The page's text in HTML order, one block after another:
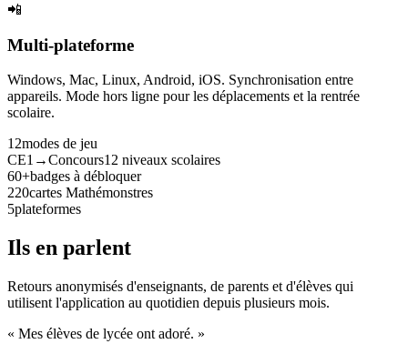
📲
Multi-plateforme
Windows, Mac, Linux, Android, iOS. Synchronisation entre
appareils. Mode hors ligne pour les déplacements et la rentrée
scolaire.
12modes de jeu
CE1→Concours12 niveaux scolaires
60+badges à débloquer
220cartes Mathémonstres
5plateformes
Ils en parlent
Retours anonymisés d'enseignants, de parents et d'élèves qui
utilisent l'application au quotidien depuis plusieurs mois.
« Mes élèves de lycée ont adoré. »